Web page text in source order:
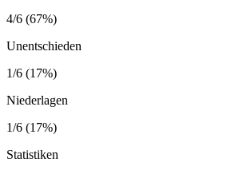
4/6 (67%)
Unentschieden
1/6 (17%)
Niederlagen
1/6 (17%)
Statistiken